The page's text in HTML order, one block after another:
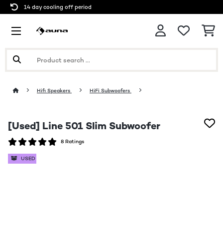
14 day cooling off period
Hifi Speakers HiFi Subwoofers
[Used] Line 501 Slim Subwoofer
8 Ratings
USED